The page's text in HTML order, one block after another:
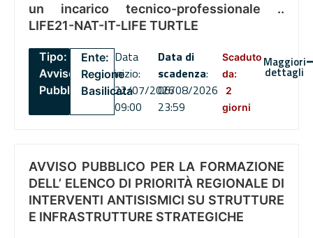
un incarico tecnico-professionale ..
LIFE21-NAT-IT-LIFE TURTLE
Tipo:
Avviso
Pubblico
Ente:
Regione
Basilicata
Data
inizio:
22/07/2026
09:00
Data di
scadenza:
06/08/2026
23:59
Scaduto
da:
2
giorni
Maggiori
dettagli
AVVISO PUBBLICO PER LA FORMAZIONE
DELL’ ELENCO DI PRIORITÀ REGIONALE DI
INTERVENTI ANTISISMICI SU STRUTTURE
E INFRASTRUTTURE STRATEGICHE